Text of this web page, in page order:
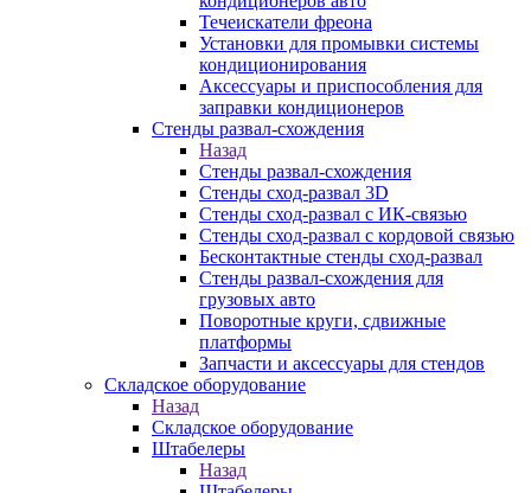
Течеискатели фреона
Установки для промывки системы
кондиционирования
Аксессуары и приспособления для
заправки кондиционеров
Стенды развал-схождения
Назад
Стенды развал-схождения
Стенды сход-развал 3D
Стенды сход-развал с ИК-связью
Стенды сход-развал с кордовой связью
Бесконтактные стенды сход-развал
Стенды развал-схождения для
грузовых авто
Поворотные круги, сдвижные
платформы
Запчасти и аксессуары для стендов
Складское оборудование
Назад
Складское оборудование
Штабелеры
Назад